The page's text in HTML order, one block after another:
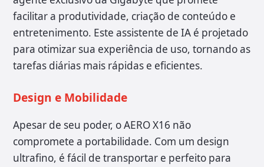
facilitar a produtividade, criação de conteúdo e
entretenimento. Este assistente de IA é projetado
para otimizar sua experiência de uso, tornando as
tarefas diárias mais rápidas e eficientes.
Design e Mobilidade
Apesar de seu poder, o AERO X16 não
compromete a portabilidade. Com um design
ultrafino, é fácil de transportar e perfeito para